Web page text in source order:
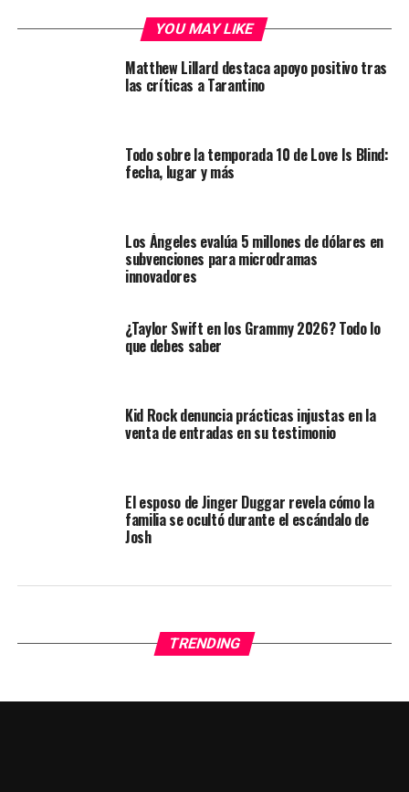
YOU MAY LIKE
Matthew Lillard destaca apoyo positivo tras
las críticas a Tarantino
Todo sobre la temporada 10 de Love Is Blind:
fecha, lugar y más
Los Ángeles evalúa 5 millones de dólares en
subvenciones para microdramas
innovadores
¿Taylor Swift en los Grammy 2026? Todo lo
que debes saber
Kid Rock denuncia prácticas injustas en la
venta de entradas en su testimonio
El esposo de Jinger Duggar revela cómo la
familia se ocultó durante el escándalo de
Josh
TRENDING